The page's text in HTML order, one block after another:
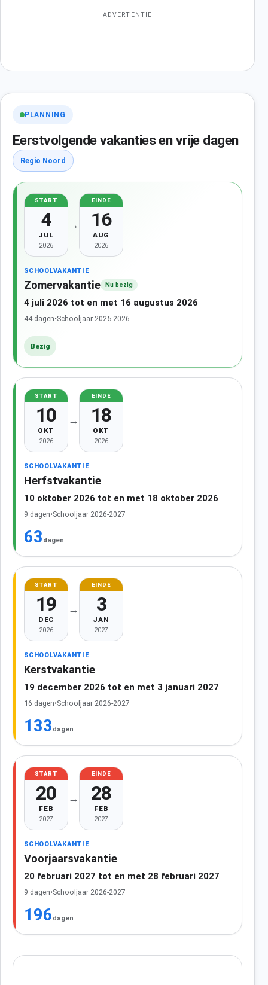
ADVERTENTIE
PLANNING
Eerstvolgende vakanties en vrije dagen
Regio Noord
START
4
JUL
2026
→
EINDE
16
AUG
2026
SCHOOLVAKANTIE
Zomervakantie Nu bezig
4 juli 2026 tot en met 16 augustus 2026
44 dagen•Schooljaar 2025-2026
Bezig
START
10
OKT
2026
→
EINDE
18
OKT
2026
SCHOOLVAKANTIE
Herfstvakantie
10 oktober 2026 tot en met 18 oktober 2026
9 dagen•Schooljaar 2026-2027
63 dagen
START
19
DEC
2026
→
EINDE
3
JAN
2027
SCHOOLVAKANTIE
Kerstvakantie
19 december 2026 tot en met 3 januari 2027
16 dagen•Schooljaar 2026-2027
133 dagen
START
20
FEB
2027
→
EINDE
28
FEB
2027
SCHOOLVAKANTIE
Voorjaarsvakantie
20 februari 2027 tot en met 28 februari 2027
9 dagen•Schooljaar 2026-2027
196 dagen